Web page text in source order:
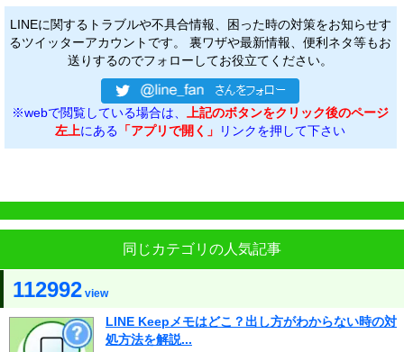
LINEに関するトラブルや不具合情報、困った時の対策をお知らせす
るツイッターアカウントです。 裏ワザや最新情報、便利ネタ等もお
送りするのでフォローしてお役立てください。
※webで閲覧している場合は、
上記のボタンをクリック後のページ
左上にある 「アプリで開く」 リンクを押して下さい
同じカテゴリの人気記事
112992 view
LINE Keepメモはどこ？出し方がわからない時の対
処方法を解説...